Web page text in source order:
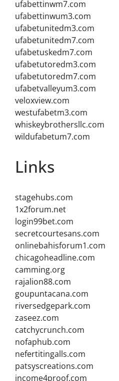
ufabettinwm7.com
ufabettinwum3.com
ufabetunitedm3.com
ufabetunitedm7.com
ufabetuskedm7.com
ufabetutoredm3.com
ufabetutoredm7.com
ufabetvalleyum3.com
veloxview.com
westufabetm3.com
whiskeybrothersllc.com
wildufabetum7.com
Links
stagehubs.com
1x2forum.net
login99bet.com
secretcourtesans.com
onlinebahisforum1.com
chicagoheadline.com
camming.org
rajalion88.com
goupuntacana.com
riversedgepark.com
zaseez.com
catchycrunch.com
nofaphub.com
nefertitingalls.com
patsyscreations.com
income4proof.com